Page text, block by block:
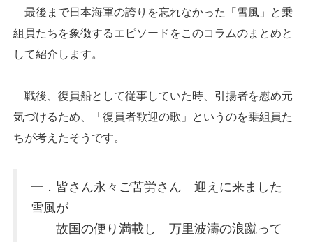
最後まで日本海軍の誇りを忘れなかった「雪風」と乗
組員たちを象徴するエピソードをこのコラムのまとめと
して紹介します。
戦後、復員船として従事していた時、引揚者を慰め元
気づけるため、「復員者歓迎の歌」というのを乗組員た
ちが考えたそうです。
一．皆さん永々ご苦労さん 迎えに来ました
雪風が
故国の便り満載し 万里波濤の浪蹴って